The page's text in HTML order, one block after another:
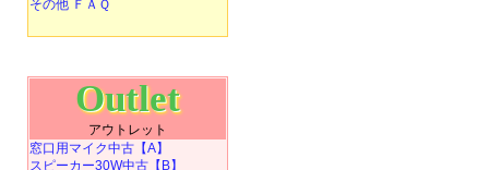
その他 ＦＡＱ
Outlet
アウトレット
窓口用マイク中古【A】
スピーカー30W中古【B】